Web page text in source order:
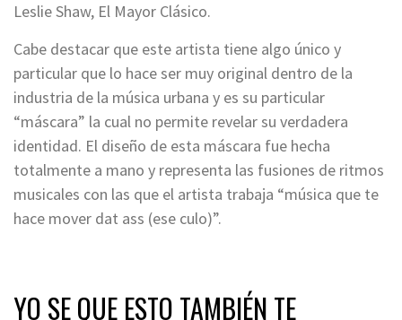
Leslie Shaw, El Mayor Clásico.
Cabe destacar que este artista tiene algo único y
particular que lo hace ser muy original dentro de la
industria de la música urbana y es su particular
“máscara” la cual no permite revelar su verdadera
identidad. El diseño de esta máscara fue hecha
totalmente a mano y representa las fusiones de ritmos
musicales con las que el artista trabaja “música que te
hace mover dat ass (ese culo)”.
YO SE QUE ESTO TAMBIÉN TE